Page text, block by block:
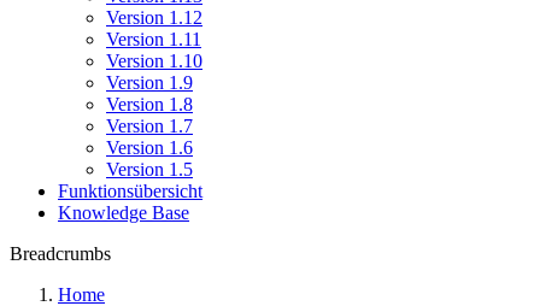
Version 1.12
Version 1.11
Version 1.10
Version 1.9
Version 1.8
Version 1.7
Version 1.6
Version 1.5
Funktionsübersicht
Knowledge Base
Breadcrumbs
Home